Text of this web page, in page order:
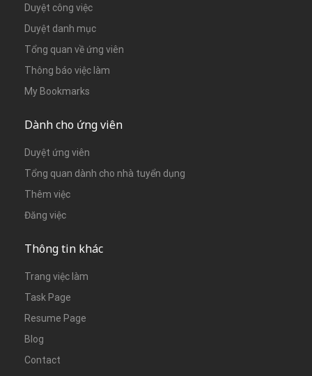
Duyệt công việc
Duyệt danh mục
Tổng quan về ứng viên
Thông báo việc làm
My Bookmarks
Dành cho ứng viên
Duyệt ứng viên
Tổng quan dành cho nhà tuyển dụng
Thêm việc
Đăng việc
Thông tin khác
Trang việc làm
Task Page
Resume Page
Blog
Contact